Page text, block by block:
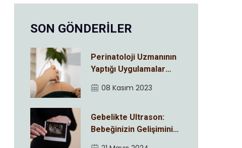
SON GÖNDERİLER
Perinatoloji Uzmanının
Yaptığı Uygulamalar
08 Kasım 2023
Gebelikte Ultrason:
Bebeğinizin Gelişimini